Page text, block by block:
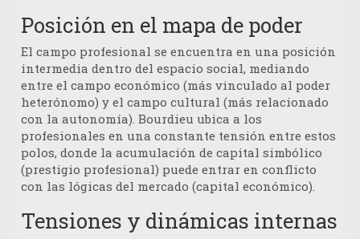
Posición en el mapa de poder
El campo profesional se encuentra en una posición
intermedia dentro del espacio social, mediando
entre el campo económico (más vinculado al poder
heterónomo) y el campo cultural (más relacionado
con la autonomía). Bourdieu ubica a los
profesionales en una constante tensión entre estos
polos, donde la acumulación de capital simbólico
(prestigio profesional) puede entrar en conflicto
con las lógicas del mercado (capital económico).
Tensiones y dinámicas internas